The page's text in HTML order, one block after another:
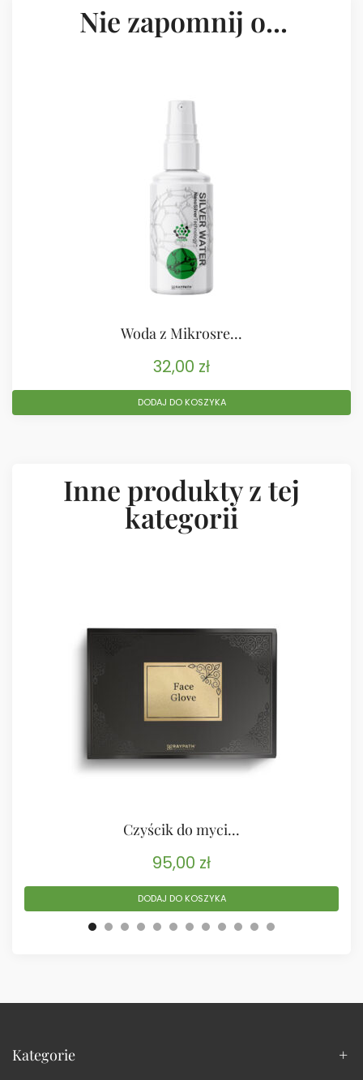
Nie zapomnij o...
Woda z Mikrosre...
32,00 zł
DODAJ DO KOSZYKA
Inne produkty z tej
kategorii
Czyścik do myci...
95,00 zł
DODAJ DO KOSZYKA
Kategorie